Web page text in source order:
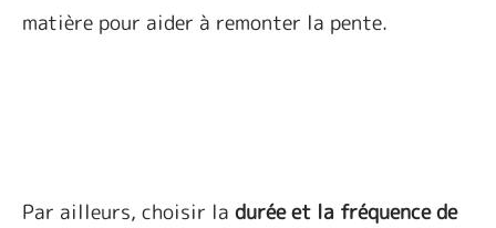
matière pour aider à remonter la pente.
Par ailleurs, choisir la durée et la fréquence de